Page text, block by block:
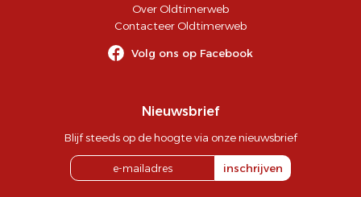
Over Oldtimerweb
Contacteer Oldtimerweb
Volg ons op Facebook
Nieuwsbrief
Blijf steeds op de hoogte via onze nieuwsbrief
inschrijven